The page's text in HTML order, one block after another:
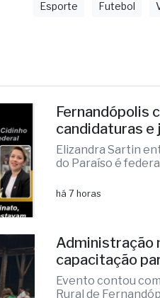
Esporte Futebol
Fernandópolis
candidaturas e
Elizandra Sartin
do Paraíso é
Administração
capacitação
Evento contou